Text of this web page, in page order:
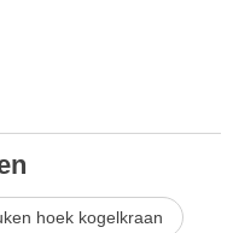
hoek kogelkraan